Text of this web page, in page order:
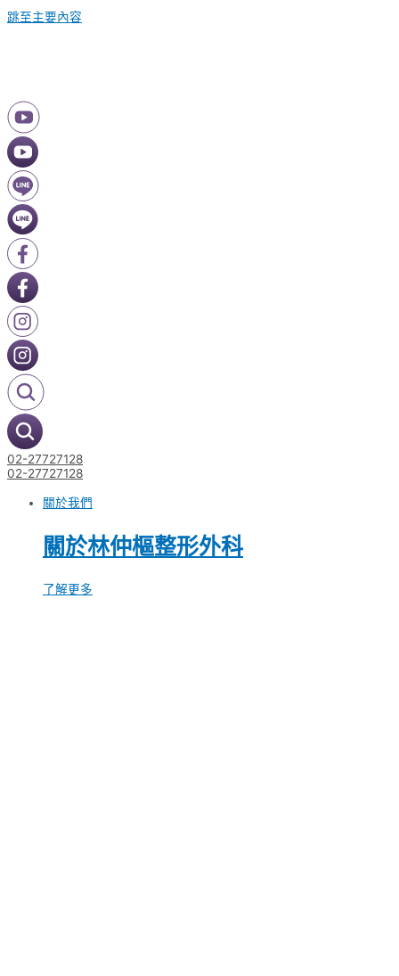
跳至主要內容
02-27727128
02-27727128
關於我們
關於林仲樞整形外科
了解更多